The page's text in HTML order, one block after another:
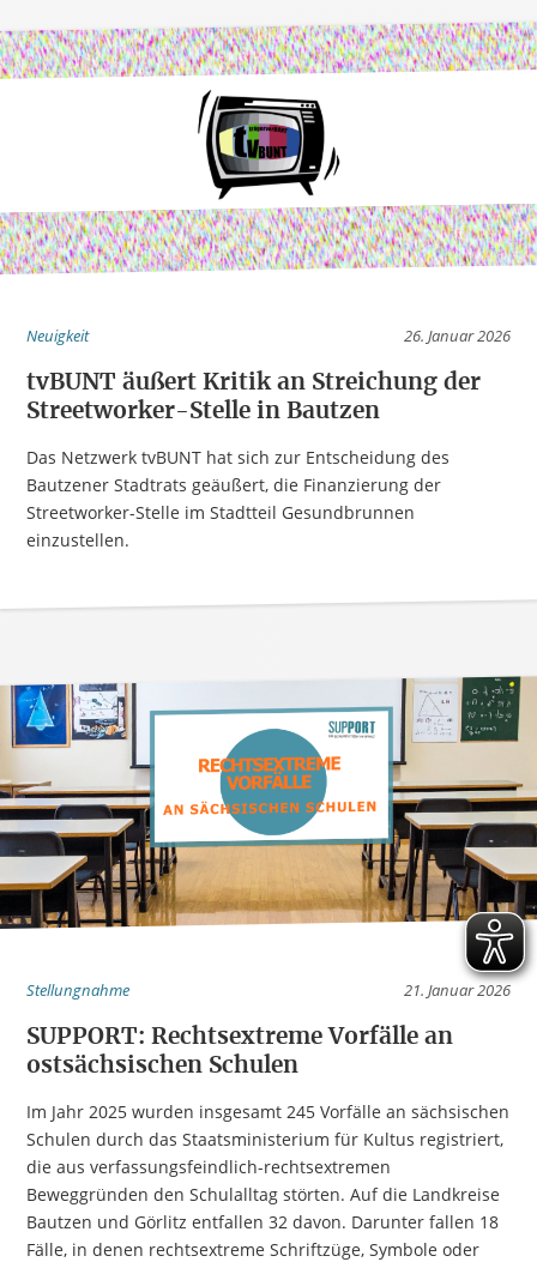
Neuigkeit 26. Januar 2026
tvBUNT äußert Kritik an Streichung der
Streetworker-Stelle in Bautzen
Das Netzwerk tvBUNT hat sich zur Entscheidung des
Bautzener Stadtrats geäußert, die Finanzierung der
Streetworker-Stelle im Stadtteil Gesundbrunnen
einzustellen.
Stellungnahme 21. Januar 2026
SUPPORT: Rechtsextreme Vorfälle an
ostsächsischen Schulen
Im Jahr 2025 wurden insgesamt 245 Vorfälle an sächsischen
Schulen durch das Staatsministerium für Kultus registriert,
die aus verfassungsfeindlich-rechtsextremen
Beweggründen den Schulalltag störten. Auf die Landkreise
Bautzen und Görlitz entfallen 32 davon. Darunter fallen 18
Fälle, in denen rechtsextreme Schriftzüge, Symbole oder